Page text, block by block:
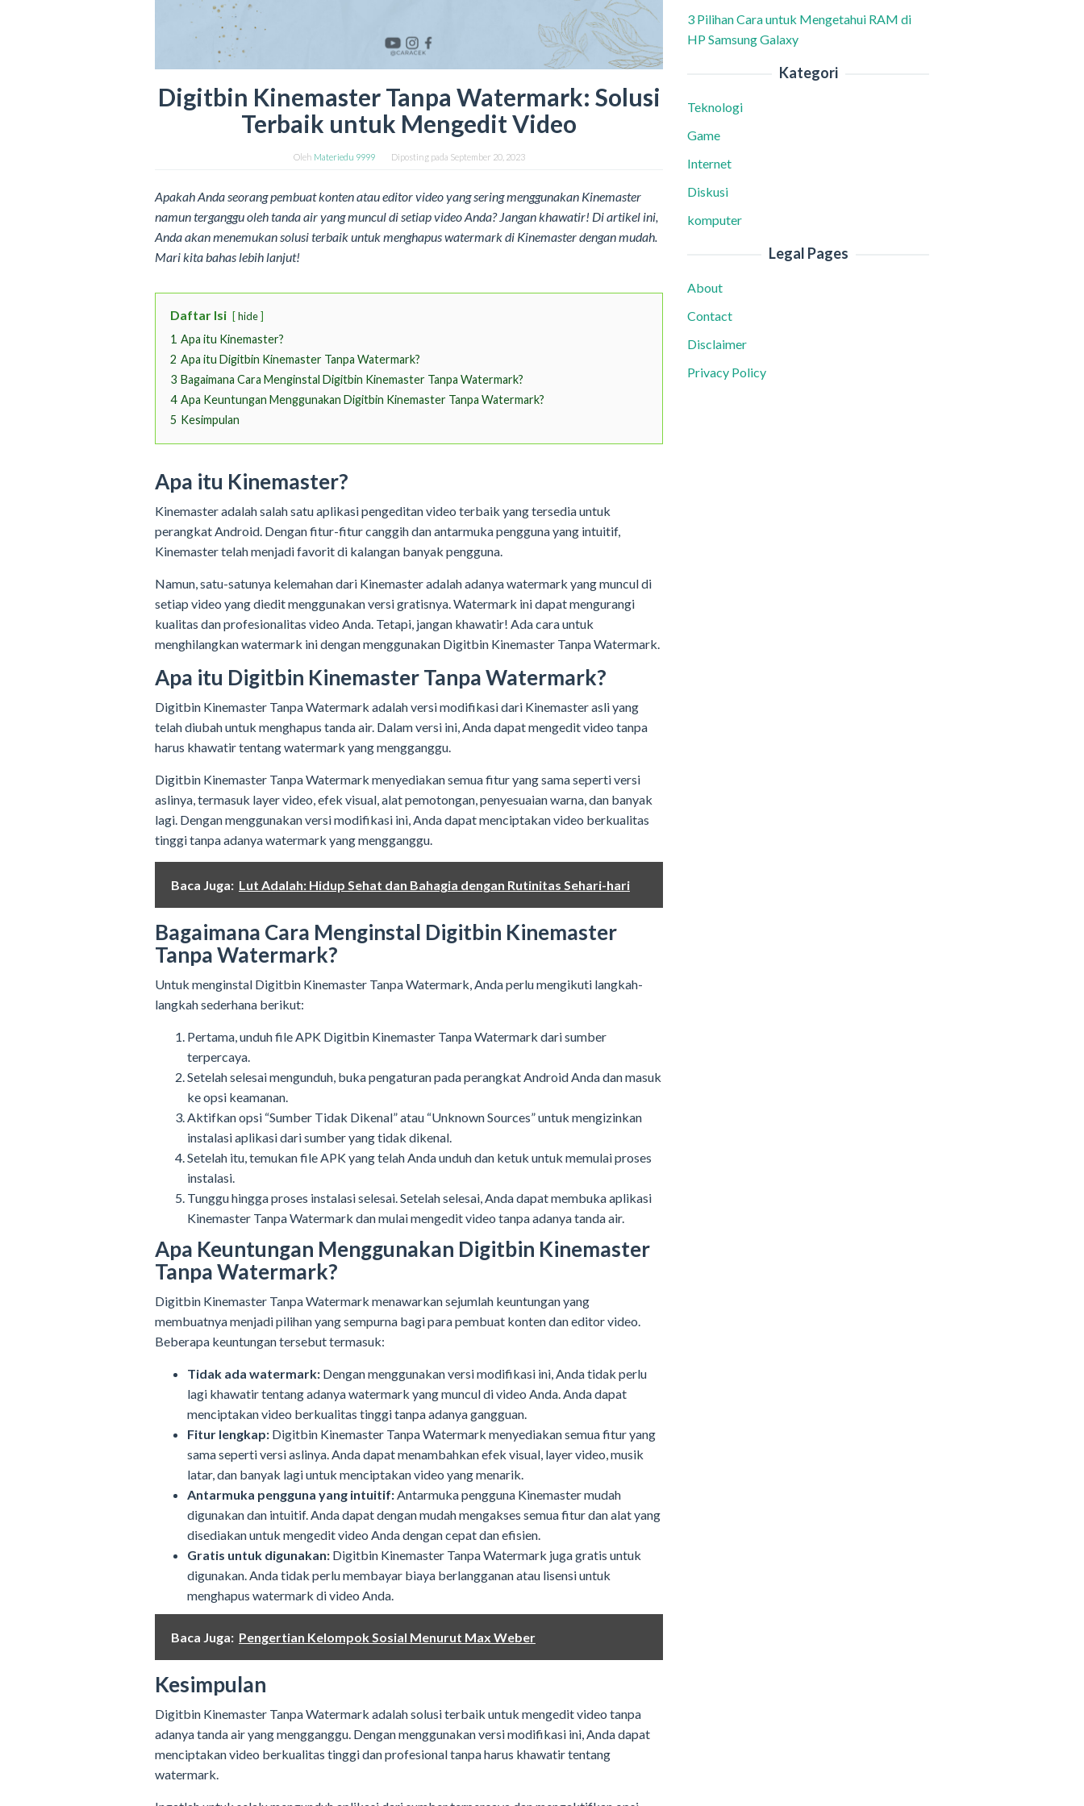
Digitbin Kinemaster Tanpa Watermark: Solusi
Terbaik untuk Mengedit Video
Oleh Materiedu 9999 Diposting pada September 20, 2023
Apakah Anda seorang pembuat konten atau editor video yang sering menggunakan Kinemaster
namun terganggu oleh tanda air yang muncul di setiap video Anda? Jangan khawatir! Di artikel ini,
Anda akan menemukan solusi terbaik untuk menghapus watermark di Kinemaster dengan mudah.
Mari kita bahas lebih lanjut!
Daftar Isi hide
1 Apa itu Kinemaster?
2 Apa itu Digitbin Kinemaster Tanpa Watermark?
3 Bagaimana Cara Menginstal Digitbin Kinemaster Tanpa Watermark?
4 Apa Keuntungan Menggunakan Digitbin Kinemaster Tanpa Watermark?
5 Kesimpulan
Apa itu Kinemaster?
Kinemaster adalah salah satu aplikasi pengeditan video terbaik yang tersedia untuk
perangkat Android. Dengan fitur-fitur canggih dan antarmuka pengguna yang intuitif,
Kinemaster telah menjadi favorit di kalangan banyak pengguna.
Namun, satu-satunya kelemahan dari Kinemaster adalah adanya watermark yang muncul di
setiap video yang diedit menggunakan versi gratisnya. Watermark ini dapat mengurangi
kualitas dan profesionalitas video Anda. Tetapi, jangan khawatir! Ada cara untuk
menghilangkan watermark ini dengan menggunakan Digitbin Kinemaster Tanpa Watermark.
Apa itu Digitbin Kinemaster Tanpa Watermark?
Digitbin Kinemaster Tanpa Watermark adalah versi modifikasi dari Kinemaster asli yang
telah diubah untuk menghapus tanda air. Dalam versi ini, Anda dapat mengedit video tanpa
harus khawatir tentang watermark yang mengganggu.
Digitbin Kinemaster Tanpa Watermark menyediakan semua fitur yang sama seperti versi
aslinya, termasuk layer video, efek visual, alat pemotongan, penyesuaian warna, dan banyak
lagi. Dengan menggunakan versi modifikasi ini, Anda dapat menciptakan video berkualitas
tinggi tanpa adanya watermark yang mengganggu.
Baca Juga: Lut Adalah: Hidup Sehat dan Bahagia dengan Rutinitas Sehari-hari
Bagaimana Cara Menginstal Digitbin Kinemaster
Tanpa Watermark?
Untuk menginstal Digitbin Kinemaster Tanpa Watermark, Anda perlu mengikuti langkah-
langkah sederhana berikut:
Pertama, unduh file APK Digitbin Kinemaster Tanpa Watermark dari sumber
terpercaya.
Setelah selesai mengunduh, buka pengaturan pada perangkat Android Anda dan masuk
ke opsi keamanan.
Aktifkan opsi “Sumber Tidak Dikenal” atau “Unknown Sources” untuk mengizinkan
instalasi aplikasi dari sumber yang tidak dikenal.
Setelah itu, temukan file APK yang telah Anda unduh dan ketuk untuk memulai proses
instalasi.
Tunggu hingga proses instalasi selesai. Setelah selesai, Anda dapat membuka aplikasi
Kinemaster Tanpa Watermark dan mulai mengedit video tanpa adanya tanda air.
Apa Keuntungan Menggunakan Digitbin Kinemaster
Tanpa Watermark?
Digitbin Kinemaster Tanpa Watermark menawarkan sejumlah keuntungan yang
membuatnya menjadi pilihan yang sempurna bagi para pembuat konten dan editor video.
Beberapa keuntungan tersebut termasuk:
Tidak ada watermark: Dengan menggunakan versi modifikasi ini, Anda tidak perlu
lagi khawatir tentang adanya watermark yang muncul di video Anda. Anda dapat
menciptakan video berkualitas tinggi tanpa adanya gangguan.
Fitur lengkap: Digitbin Kinemaster Tanpa Watermark menyediakan semua fitur yang
sama seperti versi aslinya. Anda dapat menambahkan efek visual, layer video, musik
latar, dan banyak lagi untuk menciptakan video yang menarik.
Antarmuka pengguna yang intuitif:Antarmuka pengguna Kinemaster mudah
digunakan dan intuitif. Anda dapat dengan mudah mengakses semua fitur dan alat yang
disediakan untuk mengedit video Anda dengan cepat dan efisien.
Gratis untuk digunakan: Digitbin Kinemaster Tanpa Watermark juga gratis untuk
digunakan. Anda tidak perlu membayar biaya berlangganan atau lisensi untuk
menghapus watermark di video Anda.
Baca Juga: Pengertian Kelompok Sosial Menurut Max Weber
Kesimpulan
Digitbin Kinemaster Tanpa Watermark adalah solusi terbaik untuk mengedit video tanpa
adanya tanda air yang mengganggu. Dengan menggunakan versi modifikasi ini, Anda dapat
menciptakan video berkualitas tinggi dan profesional tanpa harus khawatir tentang
watermark.
3 Pilihan Cara untuk Mengetahui RAM di
HP Samsung Galaxy
Kategori
Teknologi
Game
Internet
Diskusi
komputer
Legal Pages
About
Contact
Disclaimer
Privacy Policy